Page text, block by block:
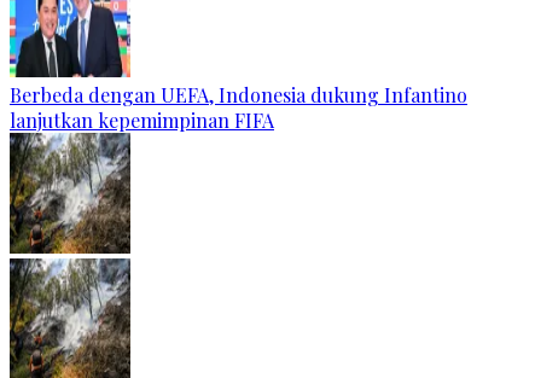
Berbeda dengan UEFA, Indonesia dukung Infantino
lanjutkan kepemimpinan FIFA